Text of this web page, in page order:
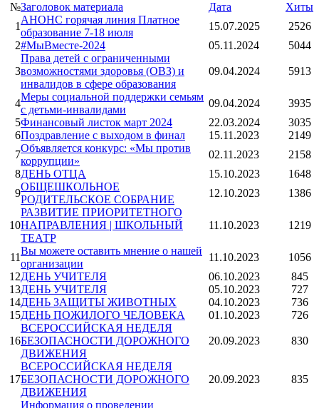
№Заголовок материала Дата
Хиты
1
АНОНС горячая линия Платное
образование 7-18 июля
15.07.2025
2526
2#МыВместе-2024 05.11.2024 5044
3
Права детей с ограниченными
возможностями здоровья (ОВЗ) и
инвалидов в сфере образования
09.04.2024 5913
4
Меры социальной поддержки семьям
с детьми-инвалидами
09.04.2024
3935
5Финансовый листок март 2024 22.03.2024
3035
6Поздравление с выходом в финал 15.11.2023
2149
7
Объявляется конкурс: «Мы против
коррупции»
02.11.2023
2158
8ДЕНЬ ОТЦА 15.10.2023
1648
9
ОБЩЕШКОЛЬНОЕ
РОДИТЕЛЬСКОЕ СОБРАНИЕ
12.10.2023 1386
10
РАЗВИТИЕ ПРИОРИТЕТНОГО
НАПРАВЛЕНИЯ | ШКОЛЬНЫЙ
ТЕАТР
11.10.2023 1219
11
Вы можете оставить мнение о нашей
организации
11.10.2023
1056
12ДЕНЬ УЧИТЕЛЯ 06.10.2023
845
13ДЕНЬ УЧИТЕЛЯ 05.10.2023
727
14ДЕНЬ ЗАЩИТЫ ЖИВОТНЫХ 04.10.2023
736
15ДЕНЬ ПОЖИЛОГО ЧЕЛОВЕКА 01.10.2023 726
16
ВСЕРОССИЙСКАЯ НЕДЕЛЯ
БЕЗОПАСНОСТИ ДОРОЖНОГО
ДВИЖЕНИЯ
20.09.2023 830
17
ВСЕРОССИЙСКАЯ НЕДЕЛЯ
БЕЗОПАСНОСТИ ДОРОЖНОГО
ДВИЖЕНИЯ
20.09.2023 835
Информация о проведении